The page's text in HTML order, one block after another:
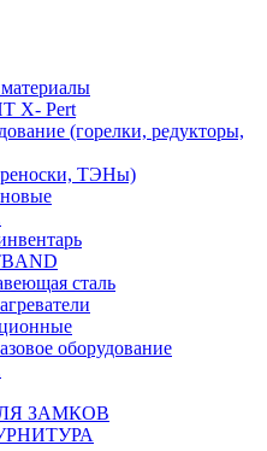
X- Pert
(горелки, редукторы,
ТЭНы)
сталь
оборудование
ЗАМКОВ